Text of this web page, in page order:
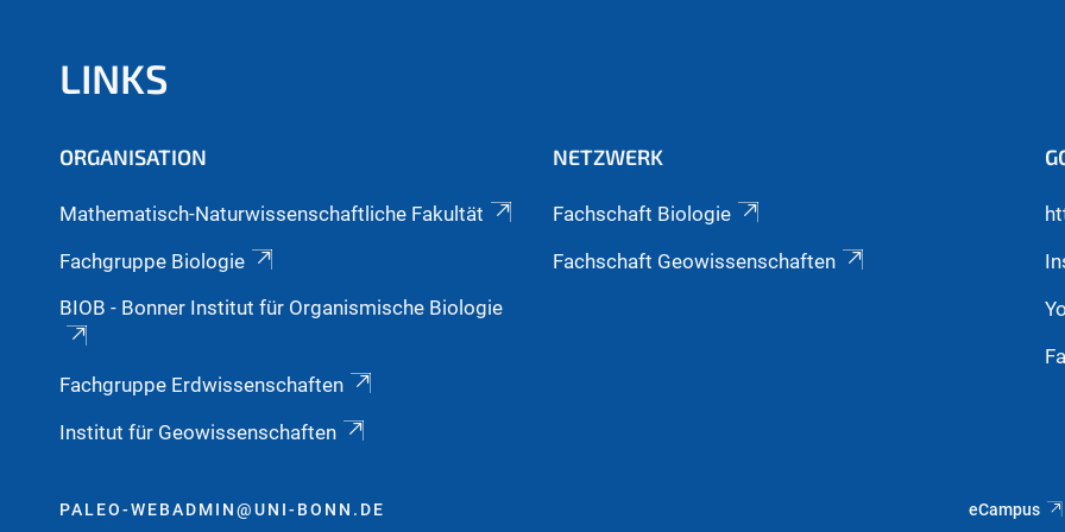
LINKS
ORGANISATION
Mathematisch-Naturwissenschaftliche Fakultät
Fachgruppe Biologie
BIOB - Bonner Institut für Organismische Biologie
Fachgruppe Erdwissenschaften
Institut für Geowissenschaften
NETZWERK
Fachschaft Biologie
Fachschaft Geowissenschaften
PALEO-WEBADMIN@UNI-BONN.DE eCampus